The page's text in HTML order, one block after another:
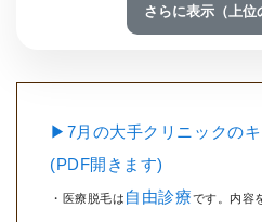
さらに表示（上位
▶7月の大手クリニックの
(PDF開きます)
・医療脱毛は 自由診療です。内容